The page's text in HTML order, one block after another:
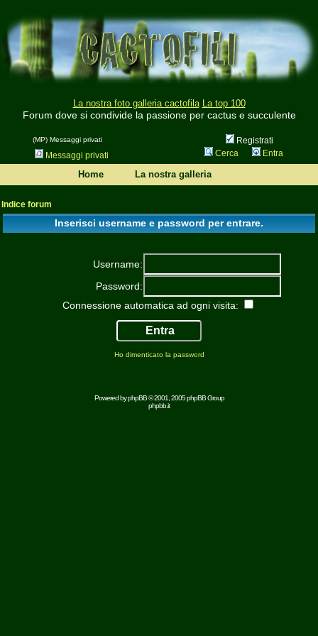
La nostra foto galleria cactofila La top 100
Forum dove si condivide la passione per cactus e succulente
(MP) Messaggi privati
Registrati
Messaggi privati
Cerca Entra
Home La nostra galleria
Indice forum
Inserisci username e password per entrare.
Username:
Password:
Connessione automatica ad ogni visita:
Ho dimenticato la password
Powered byphpBB© 2001, 2005 phpBB Group
phpbb.it